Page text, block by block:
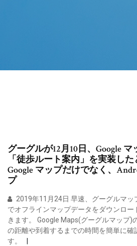
グーグルが12月10日、Google
「徒歩ルート案内」を実装し
Google マップだけでなく、
プ
2019年11月24日 早速、グーグルマッ
でオフラインマップデータをダウンロー
きます。 Google Maps(グーグルマップ)
の距離や到着するまでの時間を簡単に確
す。